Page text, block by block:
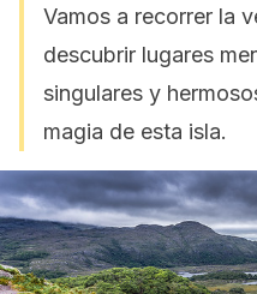
Vamos a recorrer la
descubrir lugares
singulares y
magia de esta isla.